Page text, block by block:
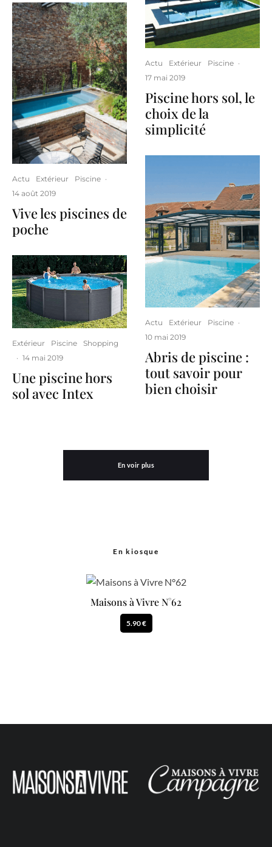
Actu Extérieur Piscine ·
14 août 2019
Vive les piscines de
poche
Extérieur Piscine
Shopping
· 14 mai 2019
Une piscine hors
sol avec Intex
Actu Extérieur Piscine ·
17 mai 2019
Piscine hors sol, le
choix de la
simplicité
Actu Extérieur Piscine ·
10 mai 2019
Abris de piscine :
tout savoir pour
bien choisir
En voir plus
En kiosque
Maisons à Vivre N°62
5.90 €